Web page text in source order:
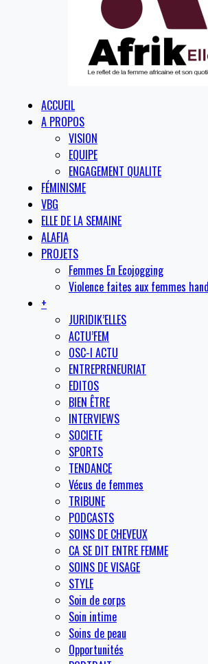
ACCUEIL
A PROPOS
VISION
EQUIPE
ENGAGEMENT QUALITE
FÉMINISME
VBG
ELLE DE LA SEMAINE
ALAFIA
PROJETS
Femmes En Ecojogging
Violence faites aux femmes
+
JURIDIK’ELLES
ACTU’FEM
OSC-I ACTU
ENTREPRENEURIAT
EDITOS
BIEN ÊTRE
INTERVIEWS
SOCIETE
SPORTS
TENDANCE
Vécus de femmes
TRIBUNE
PODCASTS
SOINS DE CHEVEUX
CA SE DIT ENTRE FEMME
SOINS DE VISAGE
STYLE
Soin de corps
Soin intime
Soins de peau
Opportunités